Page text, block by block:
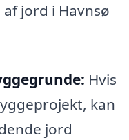
jord i Havnsø
Hvis
kan
jord